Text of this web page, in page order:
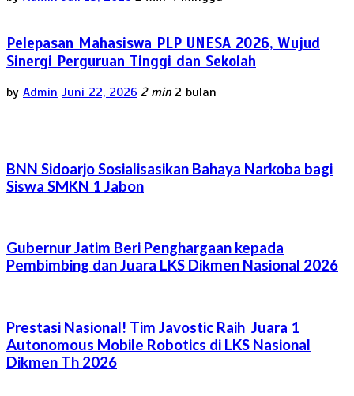
Pelepasan Mahasiswa PLP UNESA 2026, Wujud
Sinergi Perguruan Tinggi dan Sekolah
by Admin Juni 22, 2026 2 min 2 bulan
BNN Sidoarjo Sosialisasikan Bahaya Narkoba bagi
Siswa SMKN 1 Jabon
Gubernur Jatim Beri Penghargaan kepada
Pembimbing dan Juara LKS Dikmen Nasional 2026
Prestasi Nasional! Tim Javostic Raih Juara 1
Autonomous Mobile Robotics di LKS Nasional
Dikmen Th 2026